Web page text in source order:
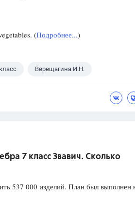
(Подробнее...)
Верещагина И.Н.
7 класс Звавич. Сколько
537 000 изделий. План был выполнен